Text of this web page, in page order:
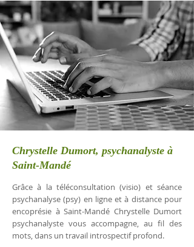
Chrystelle Dumort, psychanalyste à
Saint-Mandé
Grâce à la téléconsultation (visio) et séance
psychanalyse (psy) en ligne et à distance pour
encoprésie à Saint-Mandé Chrystelle Dumort
psychanalyste vous accompagne, au fil des
mots, dans un travail introspectif profond.